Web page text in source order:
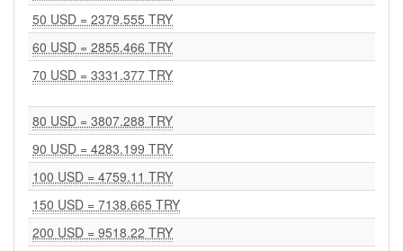
50 USD = 2379.555 TRY
60 USD = 2855.466 TRY
70 USD = 3331.377 TRY
80 USD = 3807.288 TRY
90 USD = 4283.199 TRY
100 USD = 4759.11 TRY
150 USD = 7138.665 TRY
200 USD = 9518.22 TRY